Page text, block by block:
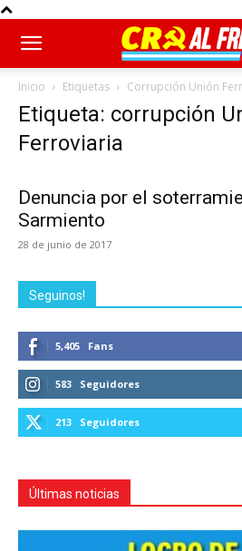
Inicio Etiquetas Corrupción Unión
Etiqueta: corrupción
Ferroviaria
Denuncia por el
Sarmiento
28 de junio de 2017
Seguinos!
5,405 Fans
583 Seguidores
213 Seguidores
Últimas noticias